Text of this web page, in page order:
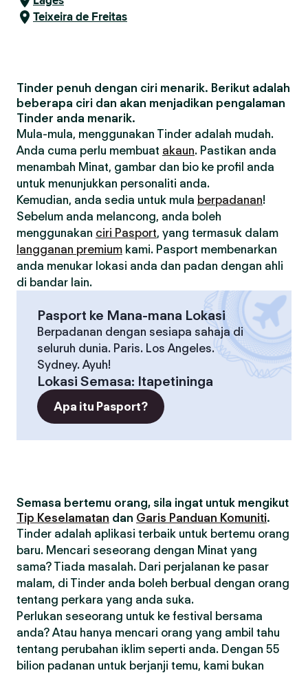
Teixeira de Freitas
Tinder penuh dengan ciri menarik. Berikut adalah
beberapa ciri dan akan menjadikan pengalaman
Tinder anda menarik.
Mula-mula, menggunakan Tinder adalah mudah.
Anda cuma perlu membuat akaun. Pastikan anda
menambah Minat, gambar dan bio ke profil anda
untuk menunjukkan personaliti anda.
Kemudian, anda sedia untuk mula berpadanan!
Sebelum anda melancong, anda boleh
menggunakan ciri Pasport, yang termasuk dalam
langganan premium kami. Pasport membenarkan
anda menukar lokasi anda dan padan dengan ahli
di bandar lain.
Pasport ke Mana-mana Lokasi
Berpadanan dengan sesiapa sahaja di
seluruh dunia. Paris. Los Angeles.
Sydney. Ayuh!
Lokasi Semasa: Itapetininga
Apa itu Pasport?
Semasa bertemu orang, sila ingat untuk mengikut
Tip Keselamatan dan Garis Panduan Komuniti.
Tinder adalah aplikasi terbaik untuk bertemu orang
baru. Mencari seseorang dengan Minat yang
sama? Tiada masalah. Dari perjalanan ke pasar
malam, di Tinder anda boleh berbual dengan orang
tentang perkara yang anda suka.
Perlukan seseorang untuk ke festival bersama
anda? Atau hanya mencari orang yang ambil tahu
tentang perubahan iklim seperti anda. Dengan 55
bilion padanan untuk berjanji temu, kami bukan